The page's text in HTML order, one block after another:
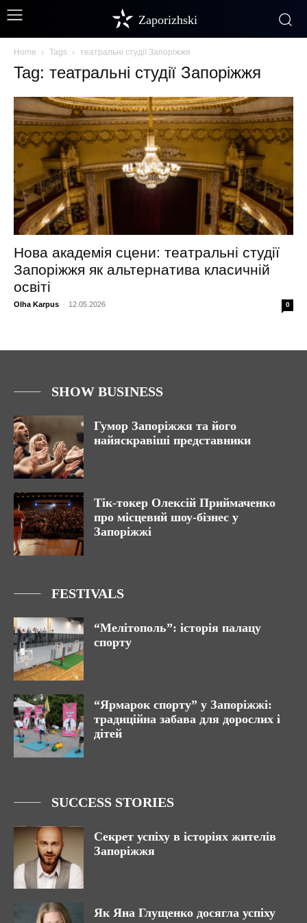
Zaporizhski
Home Tags театральні студії Запоріжжя
Tag: театральні студії Запоріжжя
Нова академія сцени: театральні студії
Запоріжжя як альтернатива класичній
освіті
Olha Karpus - 12.05.2026 0
SHOW BUSINESS
Гумор Запоріжжя та його
найяскравіші представники
Тік-токер Олексій Приймаченко
про місцевий шоу-бізнес у
Запоріжжі
FESTIVALS
“Мелітополь”: історія палацу
спорту
“Ярмарок спорту” у Запоріжжі:
традиційна забава для дорослих і
дітей
SUCCESS STORIES
Секрет успіху в історіях жителів
Запоріжжя
Як Яна Глущенко досягла успіху